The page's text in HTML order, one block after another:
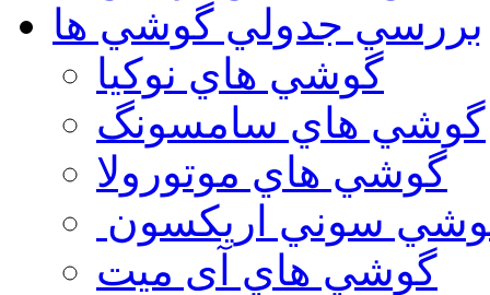
بررسي جدولي گوشي ها
گوشي هاي نوكيا
گوشي هاي سامسونگ
گوشي هاي موتورولا
سوني اريكسون
گوشي هاي آی میت